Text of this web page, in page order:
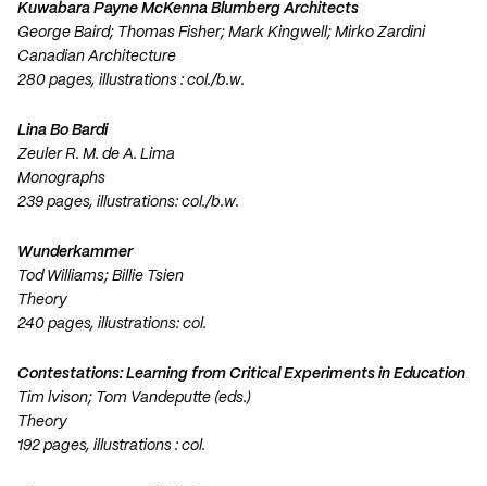
Kuwabara Payne McKenna Blumberg Architects
George Baird; Thomas Fisher; Mark Kingwell; Mirko Zardini
Canadian Architecture
280 pages, illustrations : col./b.w.
Lina Bo Bardi
Zeuler R. M. de A. Lima
Monographs
239 pages, illustrations: col./b.w.
Wunderkammer
Tod Williams; Billie Tsien
Theory
240 pages, illustrations: col.
Contestations: Learning from Critical Experiments in Education
Tim lvison; Tom Vandeputte (eds.)
Theory
192 pages, illustrations : col.